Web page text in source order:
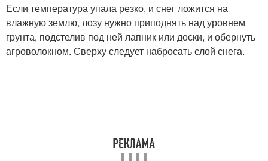
Если температура упала резко, и снег ложится на
влажную землю, лозу нужно приподнять над уровнем
грунта, подстелив под ней лапник или доски, и обернуть
агроволокном. Сверху следует набросать слой снега.